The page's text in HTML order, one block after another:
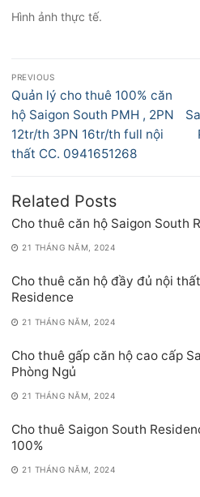
Hình ảnh thực tế.
Điều
hướng
bài
viết
PREVIOUS
Previous
post:
Quản lý cho thuê 100% căn
hộ Saigon South PMH , 2PN
12tr/th 3PN 16tr/th full nội
thất CC. 0941651268
Related Posts
Cho thuê căn hộ Saigon South
21 THÁNG NĂM, 2024
Cho thuê căn hộ đầy đủ nội
Residence
21 THÁNG NĂM, 2024
Cho thuê gấp căn hộ cao cấp
Phòng Ngủ
21 THÁNG NĂM, 2024
Cho thuê Saigon South
100%
21 THÁNG NĂM, 2024